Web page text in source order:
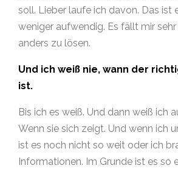
soll. Lieber laufe ich davon. Das ist
weniger aufwendig. Es fällt mir sehr
anders zu lösen.
Und ich weiß nie, wann der
ist.
Bis ich es weiß. Und dann weiß ich
Wenn sie sich zeigt. Und wenn ich
ist es noch nicht so weit oder ich
Informationen. Im Grunde ist es so